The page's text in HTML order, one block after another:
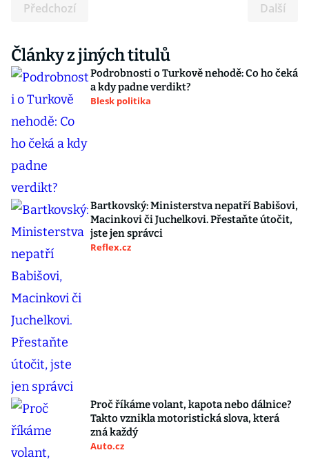
Předchozí Další
Články z jiných titulů
Podrobnosti o Turkově nehodě: Co ho čeká
a kdy padne verdikt?
Blesk politika
Bartkovský: Ministerstva nepatří Babišovi,
Macinkovi či Juchelkovi. Přestaňte útočit,
jste jen správci
Reflex.cz
Proč říkáme volant, kapota nebo dálnice?
Takto vznikla motoristická slova, která
zná každý
Auto.cz